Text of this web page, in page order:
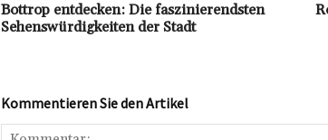
Bottrop entdecken: Die faszinierendsten
Sehenswürdigkeiten der Stadt
Kommentieren Sie den Artikel